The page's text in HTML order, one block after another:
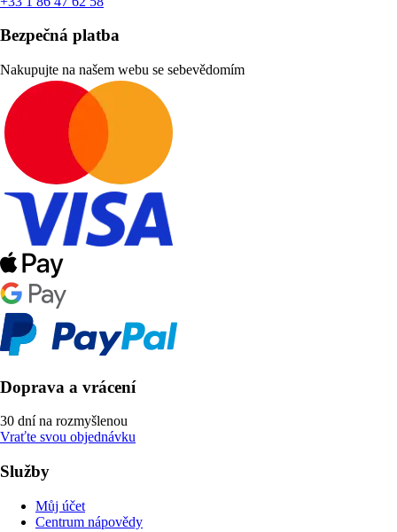
Bezpečná platba
Nakupujte na našem webu se sebevědomím
Doprava a vrácení
30 dní na rozmyšlenou
Vraťte svou objednávku
Služby
Můj účet
Centrum nápovědy